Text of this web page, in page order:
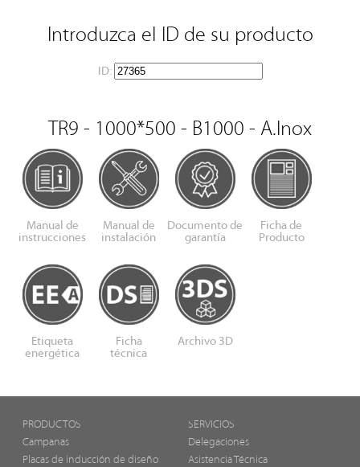
Introduzca el ID de su producto
ID:
TR9 - 1000*500 - B1000 - A.Inox
Manual de
instrucciones
Manual de
instalación
Documento de
garantía
Ficha de
Producto
Etiqueta
energética
Ficha
técnica
Archivo 3D
PRODUCTOS
Campanas
Placas de inducción de diseño
SERVICIOS
Delegaciones
Asistencia Técnica